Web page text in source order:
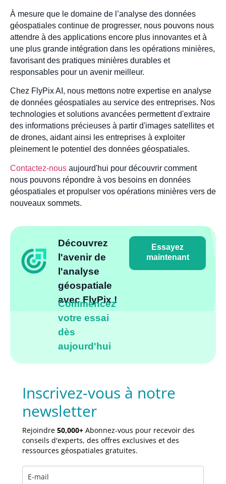
À mesure que le domaine de l’analyse des données
géospatiales continue de progresser, nous pouvons nous
attendre à des applications encore plus innovantes et à
une plus grande intégration dans les opérations minières,
favorisant des pratiques minières durables et
responsables pour un avenir meilleur.
Chez FlyPix AI, nous mettons notre expertise en analyse
de données géospatiales au service des entreprises. Nos
technologies et solutions avancées permettent d'extraire
des informations précieuses à partir d'images satellites et
de drones, aidant ainsi les entreprises à exploiter
pleinement le potentiel des données géospatiales.
Contactez-nous aujourd'hui pour découvrir comment
nous pouvons répondre à vos besoins en données
géospatiales et propulser vos opérations minières vers de
nouveaux sommets.
Découvrez
l'avenir de
l'analyse
géospatiale
avec FlyPix !
Commencez
votre essai
dès
aujourd'hui
Essayez
maintenant
Inscrivez-vous à notre
newsletter
Rejoindre 50,000+ Abonnez-vous pour recevoir des
conseils d'experts, des offres exclusives et des
ressources géospatiales gratuites.